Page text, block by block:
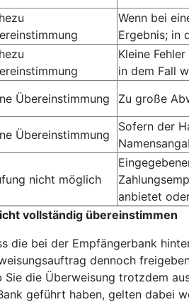
Wenn bei
Ergebnis; in
Kleine
in dem Fall
Übereinstimmung Zu große
Übereinstimmung
Sofern der
nicht möglich
anbietet
vollständig übereinstimmen
die bei der Empfängerbank
dennoch
die Überweisung trotzdem
geführt haben, gelten dabei